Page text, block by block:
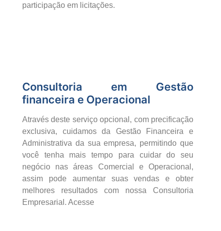
participação em licitações.
Consultoria em Gestão
financeira e Operacional
Através deste serviço opcional, com precificação
exclusiva, cuidamos da Gestão Financeira e
Administrativa da sua empresa, permitindo que
você tenha mais tempo para cuidar do seu
negócio nas áreas Comercial e Operacional,
assim pode aumentar suas vendas e obter
melhores resultados com nossa Consultoria
Empresarial. Acesse